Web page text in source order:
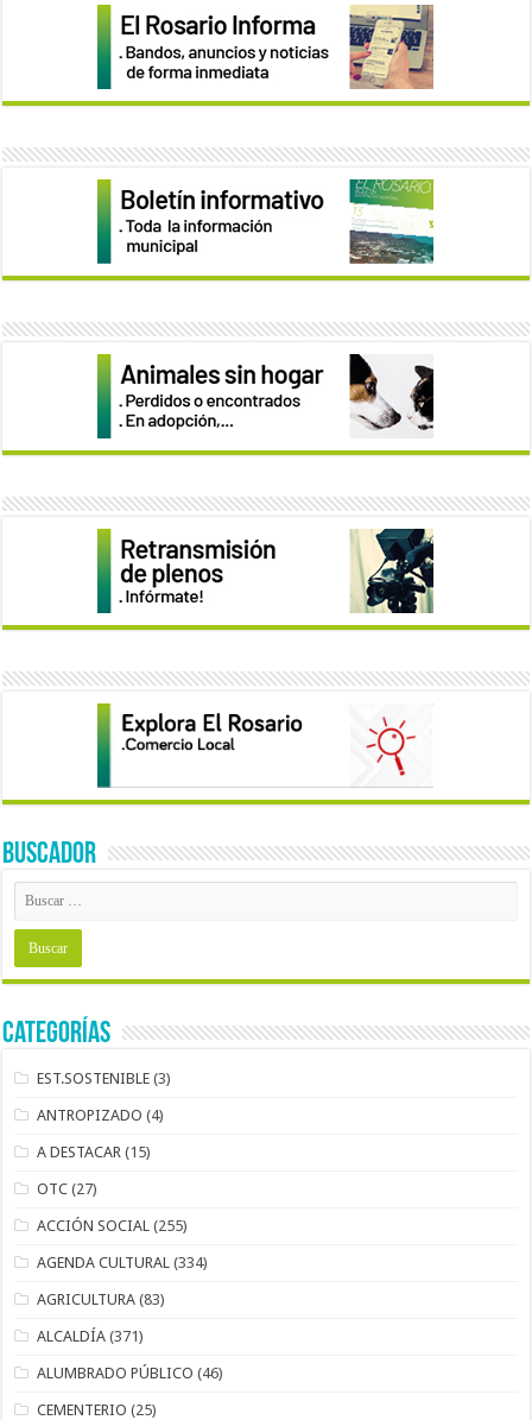
BUSCADOR
Categorías
EST.SOSTENIBLE (3)
ANTROPIZADO (4)
A DESTACAR (15)
OTC (27)
ACCIÓN SOCIAL (255)
AGENDA CULTURAL (334)
AGRICULTURA (83)
ALCALDÍA (371)
ALUMBRADO PÚBLICO (46)
CEMENTERIO (25)